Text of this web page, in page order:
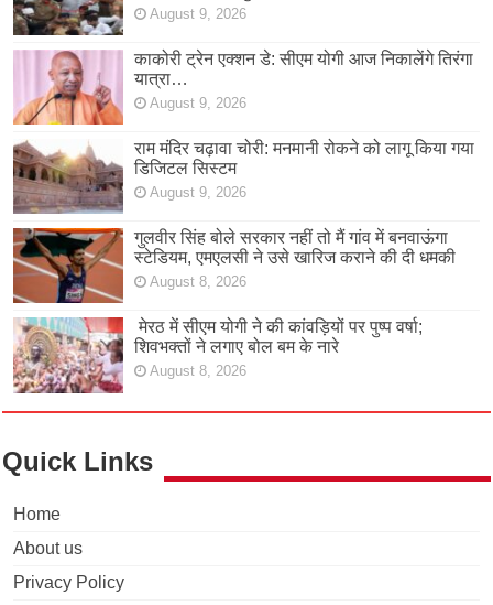
August 9, 2026
काकोरी ट्रेन एक्शन डे: सीएम योगी आज निकालेंगे तिरंगा
यात्रा…
August 9, 2026
राम मंदिर चढ़ावा चोरी: मनमानी रोकने को लागू किया गया
डिजिटल सिस्टम
August 9, 2026
गुलवीर सिंह बोले सरकार नहीं तो मैं गांव में बनवाऊंगा
स्टेडियम, एमएलसी ने उसे खारिज कराने की दी धमकी
August 8, 2026
मेरठ में सीएम योगी ने की कांवड़ियों पर पुष्प वर्षा;
शिवभक्तों ने लगाए बोल बम के नारे
August 8, 2026
Quick Links
Home
About us
Privacy Policy